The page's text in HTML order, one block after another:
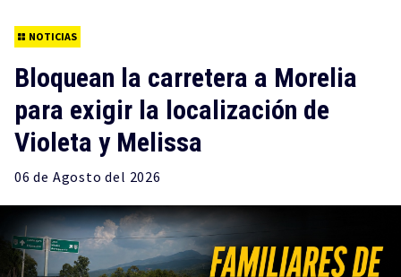
NOTICIAS
Bloquean la carretera a Morelia
para exigir la localización de
Violeta y Melissa
06 de Agosto del 2026